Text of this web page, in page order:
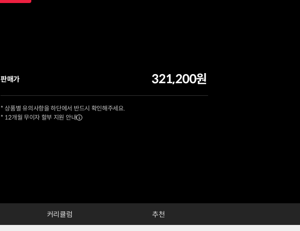
판매가 321,200원
* 상품별 유의사항을 하단에서 반드시 확인해주세요.
* 12개월 무이자 할부 지원 안내
커리큘럼
추천